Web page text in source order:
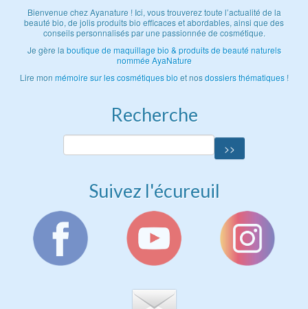
Bienvenue chez Ayanature ! Ici, vous trouverez toute l’actualité de la
beauté bio, de jolis produits bio efficaces et abordables, ainsi que des
conseils personnalisés par une passionnée de cosmétique.
Je gère laboutique de maquillage bio & produits de beauté naturels
nommée AyaNature
Lire monmémoire sur les cosmétiques bioet nosdossiers thématiques!
Recherche
Suivez l'écureuil